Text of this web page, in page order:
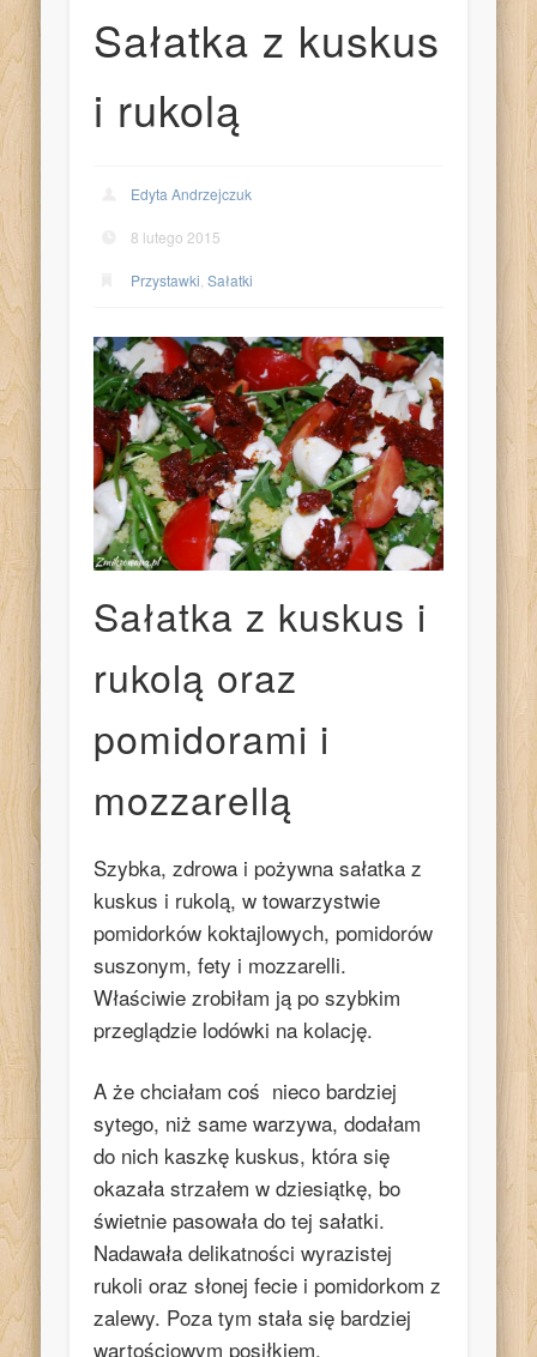
Sałatka z kuskus
i rukolą
Edyta Andrzejczuk
8 lutego 2015
Przystawki ,Sałatki
Sałatka z kuskus i
rukolą oraz
pomidorami i
mozzarellą
Szybka, zdrowa i pożywna sałatka z
kuskus i rukolą, w towarzystwie
pomidorków koktajlowych, pomidorów
suszonym, fety i mozzarelli.
Właściwie zrobiłam ją po szybkim
przeglądzie lodówki na kolację.
A że chciałam coś nieco bardziej
sytego, niż same warzywa, dodałam
do nich kaszkę kuskus, która się
okazała strzałem w dziesiątkę, bo
świetnie pasowała do tej sałatki.
Nadawała delikatności wyrazistej
rukoli oraz słonej fecie i pomidorkom z
zalewy. Poza tym stała się bardziej
wartościowym posiłkiem.